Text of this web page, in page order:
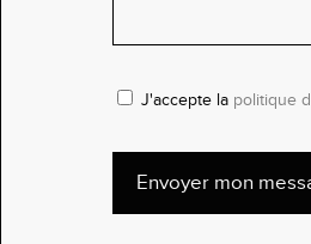
J'accepte la politique